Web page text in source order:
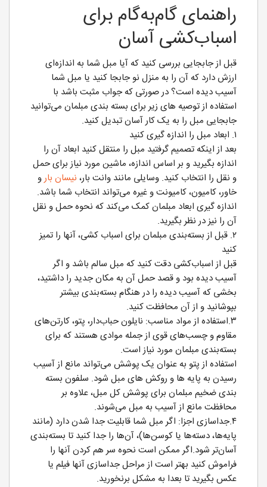
راهنمای گام‌به‌گام برای
اسباب‌کشی آسان
قبل از جابجایی بررسی کنید که آیا مبل شما به اندازه‌ای
ارزش دارد که آن را به منزل نو جابجا کنید یا مبل شما
آسیب دیده است؟ در صورتی که جواب مثبت باشد با
استفاده از توصیه های زیر برای بسته بندی مبلمان می‌توانید
جابجایی مبل را به یک کار آسان تبدیل کنید.
۱. ابعاد مبل را اندازه گیری کنید
بعد از اینکه تصمیم گرفتید مبل را منتقل کنید ابعاد آن را
اندازه بگیرید و بر اساس اندازه، ماشین مورد نیاز برای حمل
و نقل را انتخاب کنید. وسایلی مانند وانت بار، نیسان بارو
خاور، کامیون، کامیونت و غیره می‌تواند انتخاب شما باشد.
اندازه گیری ابعاد مبلمان کمک می‌کند که نحوه حمل و نقل
آن را نیز در نظر بگیرید.
۲. قبل از بسته‌بندی مبلمان برای اسباب کشی، آنها را تمیز
کنید
قبل از اسباب‌کشی دقت کنید که مبل سالم باشد و اگر
آسیب دیده بود و قصد حمل آن به مکان جدید را داشتید،
بخشی که آسیب دیده را در هنگام بسته‌بندی بیشتر
بپوشانید و از آن محافظت کنید.
۳.استفاده از مواد مناسب: نایلون حباب‌دار، پتو، کارتن‌های
مقاوم و چسب‌های قوی از جمله موادی هستند که برای
بسته‌بندی مبلمان مورد نیاز است.
استفاده از پتو به عنوان یک پوشش می‌تواند مانع از آسیب
رسیدن به پایه ها و روکش های مبل شود. سلفون بسته
بندی ضخیم مبلمان برای پوشش کل مبل، علاوه بر
محافظت مانع از آسیب به مبل می‌شوند.
۴.جداسازی اجزا: اگر مبل شما قابلیت جدا شدن دارد (مانند
پایه‌ها، دسته‌ها یا کوسن‌ها)، آن‌ها را جدا کنید تا بسته‌بندی
آسان‌تر شود.اگر ممکن است نحوه سر هم کردن آنها را
فراموش کنید بهتر است از مراحل جداسازی آنها فیلم یا
عکس بگیرید تا بعدا به مشکل برنخورید.